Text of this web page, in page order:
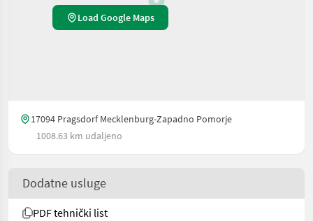
Load Google Maps
17094 Pragsdorf Mecklenburg-Zapadno Pomorje
1008.63 km udaljeno
Dodatne usluge
PDF tehnički list